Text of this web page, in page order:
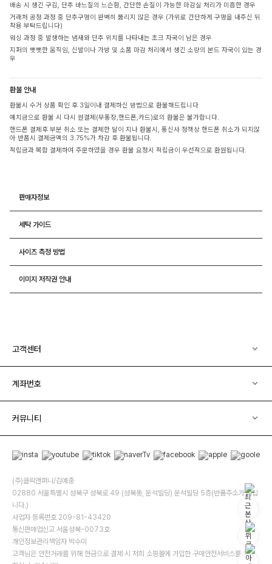
배송 시 생긴 구김, 단추 바느질의 느슨함, 간단한 손질이 가능한 마감실 처리가 미흡한 경우
거래처 공정 과정 중 단추구멍이 완벽히 뚫리지 않은 경우 (가위로 간단하게 구멍을 내주신 뒤
착용 부탁드립니다)
워싱 과정 중 발생하는 냄새와 단추 위치를 나타내는 초크 자국이 남은 경우
지퍼의 뻣뻣한 움직임, 신발이나 가방 및 소품 마감 처리에서 생긴 소량의 본드 자국이 있는 경
우
환불 안내
환불시 수거 상품 확인 후 3일이내 결제하신 방법으로 환불해드립니다
예치금으로 환불 시 다시 원결제(무통장,핸드폰,카드)로의 환불은 불가합니다.
핸드폰 결제후 부분 취소 또는 결제한 달이 지나 환불시, 통신사 정책상 핸드폰 취소가 되지않
아 반품시 결제금액의 3.75%가 차감 후 환불됩니다.
적립금과 복합 결제하여 주문하였을 경우 환불 요청시 적립금이 우선적으로 환원됩니다.
판매자정보
세탁 가이드
사이즈 측정 방법
이미지 저작권 안내
고객센터
계좌번호
커뮤니티
(주)클릭앤퍼니/김예중
02880 서울특별시 성북구 성북로 49 (성북동, 운석빌딩) 운석빌딩 5층(반품주소가 아닙
니다.)
사업자 등록번호 209-81-43420
통신판매업신고 서울성북-0073호
개인정보관리책임자 박수미
고객님은 안전거래를 위해 현금으로 결제 시 저희 소핑몰에 가입한 구매안전서비스를 이용